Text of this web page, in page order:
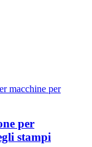
per
stampi